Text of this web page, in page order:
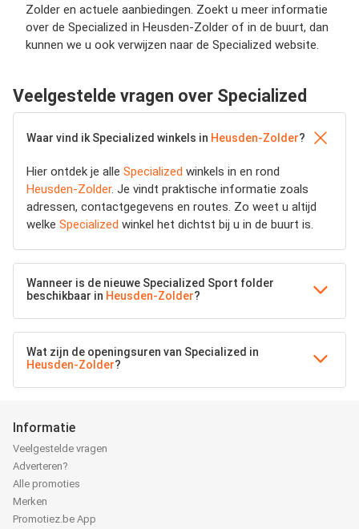
Zolder en actuele aanbiedingen. Zoekt u meer informatie
over de Specialized in Heusden-Zolder of in de buurt, dan
kunnen we u ook verwijzen naar de Specialized website.
Veelgestelde vragen over Specialized
Waar vind ik Specialized winkels in Heusden-Zolder?
Hier ontdek je alle Specialized winkels in en rond
Heusden-Zolder. Je vindt praktische informatie zoals
adressen, contactgegevens en routes. Zo weet u altijd
welke Specialized winkel het dichtst bij u in de buurt is.
Wanneer is de nieuwe Specialized Sport folder
beschikbaar in Heusden-Zolder?
Wat zijn de openingsuren van Specialized in
Heusden-Zolder?
Informatie
Veelgestelde vragen
Adverteren?
Alle promoties
Merken
Promotiez.be App